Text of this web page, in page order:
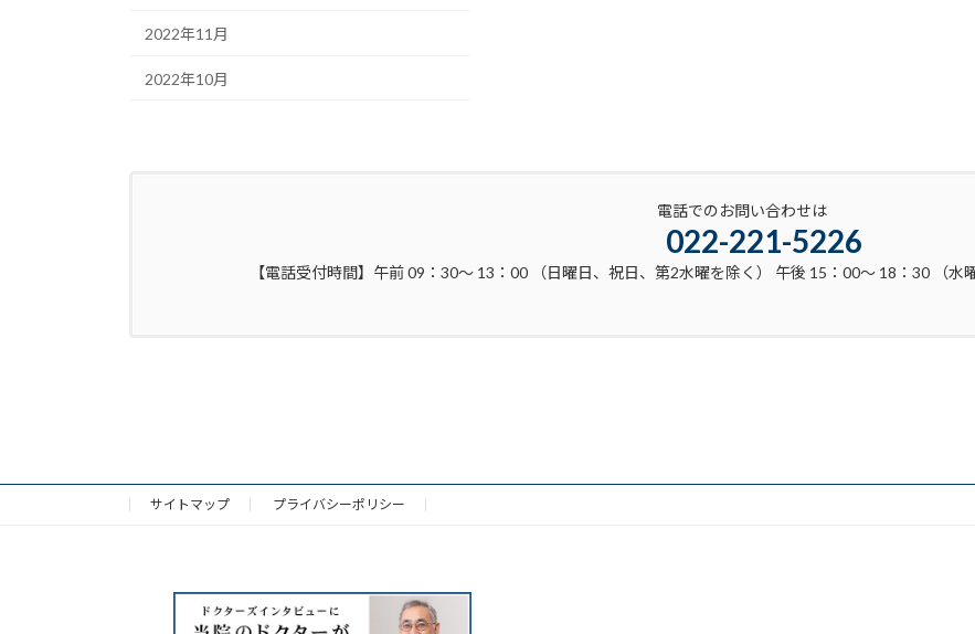
2022年11月
2022年10月
電話でのお問い合わせは
022-221-5226
【電話受付時間】午前 09：30～ 13：00 （日曜日、祝日、第2水曜を除く） 午後 15：00～ 18：30 （水
サイトマップ プライバシーポリシー